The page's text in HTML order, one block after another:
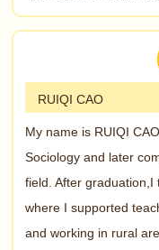
RUIQI CAO
My name is RUIQI
Sociology and later
field. After graduation,I
where I supported
and working in rural